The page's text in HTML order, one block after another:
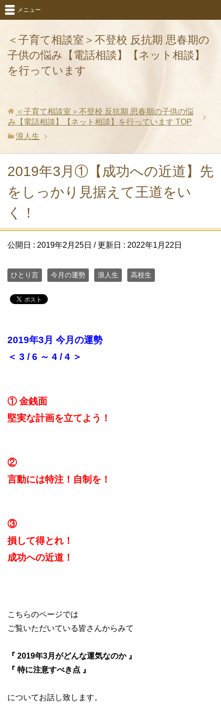
＜子育て相談室＞不登校 反抗期 思春期の
子供の悩み【電話相談】【ネット相談】
を行っています
メニュー
＜子育て相談室＞不登校 反抗期 思春期の子供の悩
み【電話相談】【ネット相談】を行っています TOP
浪人生
2019年3月①【成功への近道】先
をしっかり見据えて王道をい
く！
公開日 : 2019年2月25日 / 更新日 : 2022年1月22日
ひとり言 今月の運勢 浪人生 高校生
2019年3月 今月の運勢
＜ 3 / 6 ～ 4 / 4 ＞
① 金銭面
堅実な計画を立てよう！
②
言動には特注！自制を！
③
損して得とれ！
成功への近道！
こちらのページでは
ご覧いただいている皆さんからみて
『 2019年3月がどんな運気なのか 』
『 特に注意すべき点 』
についてお話し致します。